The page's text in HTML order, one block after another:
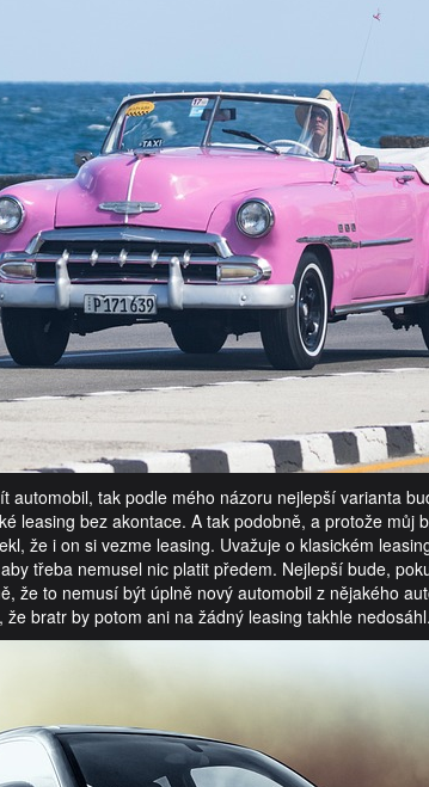
automobil, tak podle mého názoru nejlepší varianta
leasing bez akontace. A tak podobně, a protože můj
že i on si vezme leasing. Uvažuje o klasickém
třeba nemusel nic platit předem. Nejlepší bude,
že to nemusí být úplně nový automobil z nějakého
bratr by potom ani na žádný leasing takhle nedosáhl.